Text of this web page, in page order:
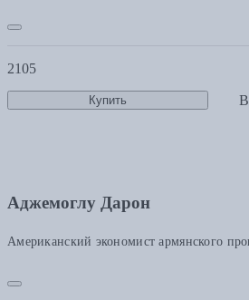
2105
Купить
Аджемоглу Дарон
Американский экономист армянского